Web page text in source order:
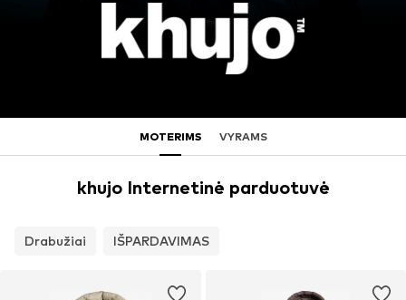
MOTERIMS VYRAMS
khujo Internetinė parduotuvė
Drabužiai IŠPARDAVIMAS